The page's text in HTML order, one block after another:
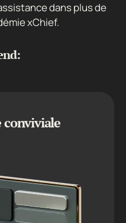
dans plus de
xChief.
conviviale